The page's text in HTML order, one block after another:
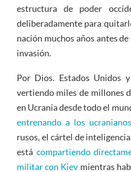
estructura de poder
deliberadamente para
nación muchos años antes
invasión.
Por Dios. Estados Unidos
vertiendo miles de millones
en Ucrania desde todo el
entrenando a los ucranianos
rusos, el cártel de
está compartiendo
militar con Kiev mientras